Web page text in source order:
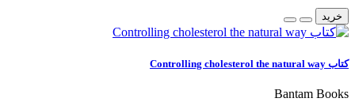
خرید
کتاب Controlling cholesterol the natural way
Bantam Books